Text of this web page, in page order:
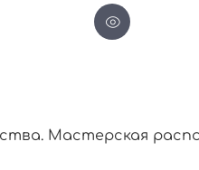
Мастерская